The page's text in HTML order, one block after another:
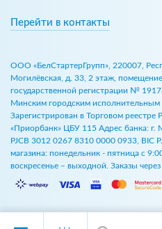
Перейти в контакты
ООО «БелСтартерГрупп», 220007,
Могилёвская, д. 33, 2 этаж,
государственной регистрации №
Минским городским
Зарегистрирован в Торговом
«Приорбанк» ЦБУ 115 Адрес банка: г.
PJCB 3012 0267 8310 0000 0933, BIC
магазина: понедельник - пятница с
воскресенье – выходной. Заказы